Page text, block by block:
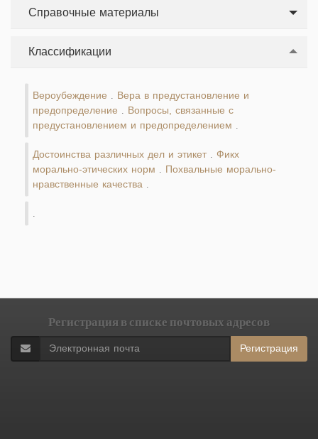
Справочные материалы
Классификации
Вероубеждение Вера в предустановление и
предопределение Вопросы, связанные с
предустановлением и предопределением
Достоинства различных дел и этикет Фикх
морально-этических норм Похвальные морально-
нравственные качества
Регистрация в списке почтовых адресов
Регистрация